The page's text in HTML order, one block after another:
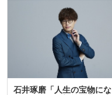
石井琢磨「人生の宝物にな